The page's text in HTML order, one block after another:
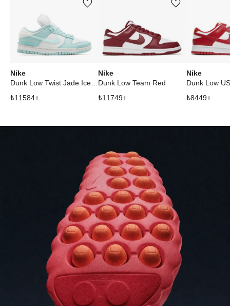
Nike
₺11584+
Ürünü istek listesine ekle veya listeden çıkar
Nike
Dunk Low Team Red
₺11749+
Ürünü istek listesine ekle veya listeden çıkar
Nike
Dunk Low
₺8449+